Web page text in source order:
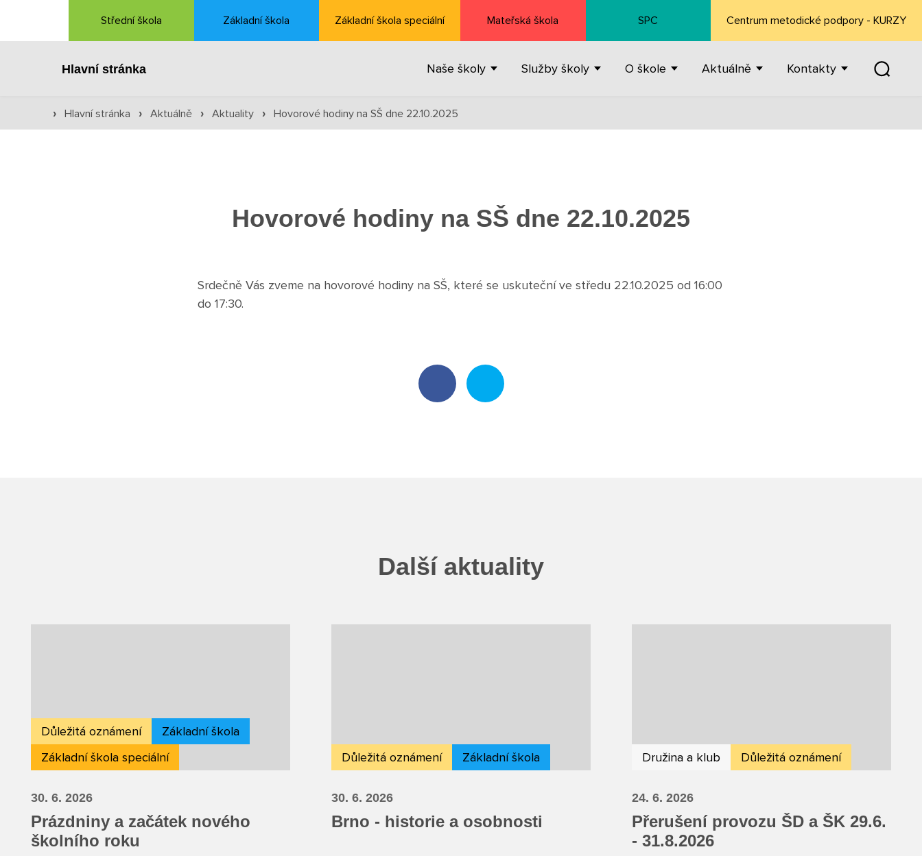
Střední škola Základní škola Základní škola speciální Mateřská škola SPC Centrum metodické podpory - KURZY
Hlavní stránka Naše školy Služby školy O škole Aktuálně Kontakty
› Hlavní stránka › Aktuálně › Aktuality › Hovorové hodiny na SŠ dne 22.10.2025
Hovorové hodiny na SŠ dne 22.10.2025
Srdečně Vás zveme na hovorové hodiny na SŠ, které se uskuteční ve středu 22.10.2025 od 16:00
do 17:30.
Další aktuality
Důležitá oznámení
Základní škola
Základní škola speciální
30. 6. 2026
Prázdniny a začátek nového
školního roku
Důležitá oznámení Základní škola
30. 6. 2026
Brno - historie a osobnosti
Družina a klub Důležitá oznámení
24. 6. 2026
Přerušení provozu ŠD a ŠK 29.6.
- 31.8.2026